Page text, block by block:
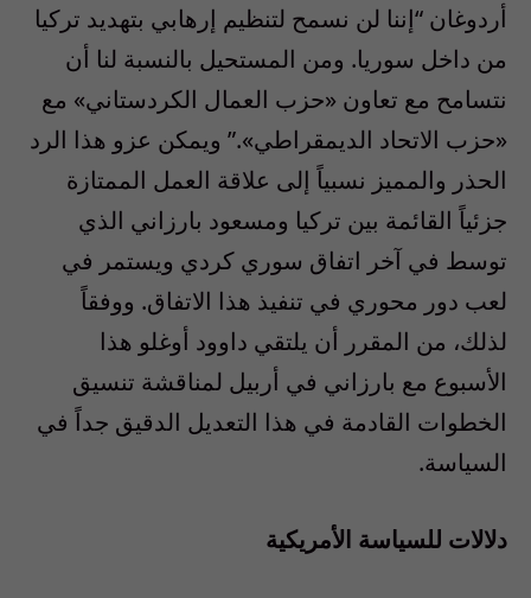
أردوغان “إننا لن نسمح لتنظيم إرهابي بتهديد تركيا
من داخل سوريا. ومن المستحيل بالنسبة لنا أن
نتسامح مع تعاون «حزب العمال الكردستاني» مع
«حزب الاتحاد الديمقراطي».” ويمكن عزو هذا الرد
الحذر والمميز نسبياً إلى علاقة العمل الممتازة
جزئياً القائمة بين تركيا ومسعود بارزاني الذي
توسط في آخر اتفاق سوري كردي ويستمر في
لعب دور محوري في تنفيذ هذا الاتفاق. ووفقاً
لذلك، من المقرر أن يلتقي داوود أوغلو هذا
الأسبوع مع بارزاني في أربيل لمناقشة تنسيق
الخطوات القادمة في هذا التعديل الدقيق جداً في
السياسة.
دلالات للسياسة الأمريكية